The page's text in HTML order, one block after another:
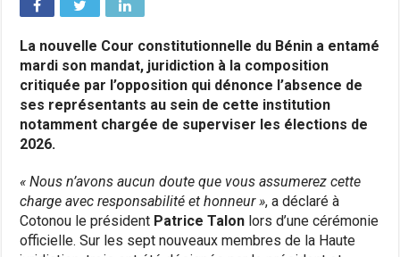
La nouvelle Cour constitutionnelle du Bénin a entamé
mardi son mandat, juridiction à la composition
critiquée par l’opposition qui dénonce l’absence de
ses représentants au sein de cette institution
notamment chargée de superviser les élections de
2026.
« Nous n’avons aucun doute que vous assumerez cette
charge avec responsabilité et honneur », a déclaré à
Cotonou le président Patrice Talon lors d’une cérémonie
officielle. Sur les sept nouveaux membres de la Haute